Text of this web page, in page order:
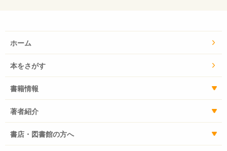
ホーム
本をさがす
書籍情報
著者紹介
書店・図書館の方へ